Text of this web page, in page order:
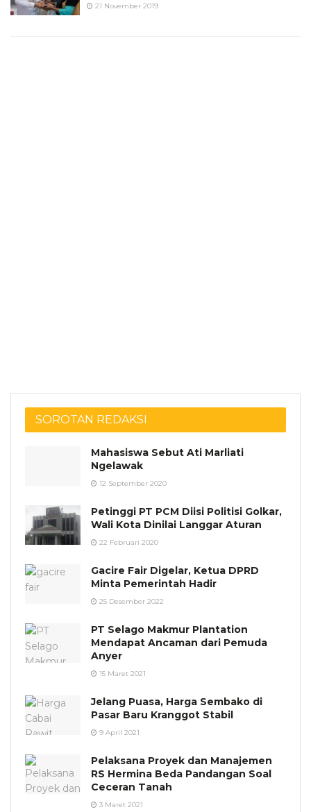
21 November 2019
SOROTAN REDAKSI
Mahasiswa Sebut Ati Marliati
Ngelawak
12 September 2020
Petinggi PT PCM Diisi Politisi Golkar,
Wali Kota Dinilai Langgar Aturan
22 Februari 2020
Gacire Fair Digelar, Ketua DPRD
Minta Pemerintah Hadir
25 Desember 2022
PT Selago Makmur Plantation
Mendapat Ancaman dari Pemuda
Anyer
15 Maret 2021
Jelang Puasa, Harga Sembako di
Pasar Baru Kranggot Stabil
9 April 2021
Pelaksana Proyek dan Manajemen
RS Hermina Beda Pandangan Soal
Ceceran Tanah
3 Maret 2021